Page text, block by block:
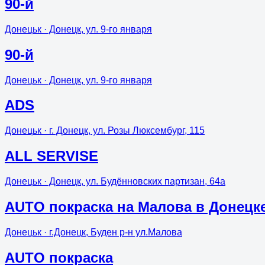
90-й
Донецьк · Донецк, ул. 9-го января
90-й
Донецьк · Донецк, ул. 9-го января
ADS
Донецьк · г. Донецк, ул. Розы Люксембург, 115
ALL SERVISE
Донецьк · Донецк, ул. Будённовских партизан, 64а
AUTO покраска на Малова в
Донецьк · г.Донецк, Буден р-н ул.Малова
AUTO покраска